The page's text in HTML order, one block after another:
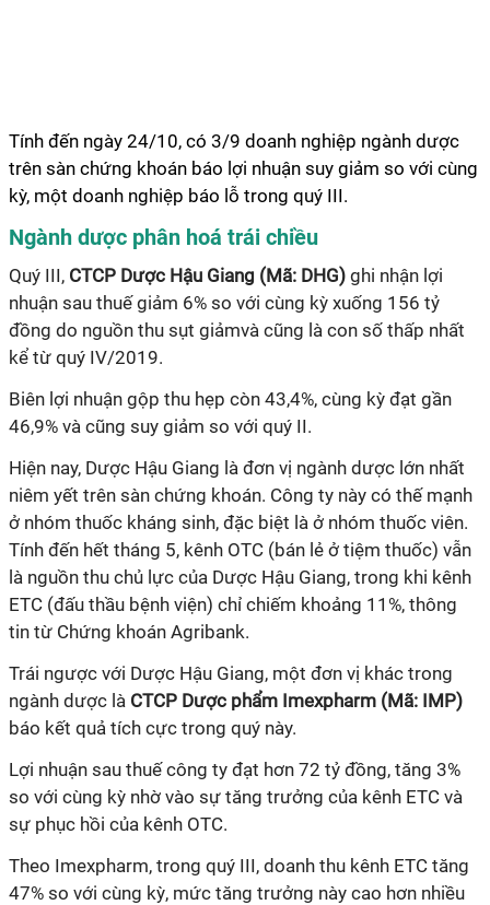
Tính đến ngày 24/10, có 3/9 doanh nghiệp ngành dược
trên sàn chứng khoán báo lợi nhuận suy giảm so với cùng
kỳ, một doanh nghiệp báo lỗ trong quý III.
Ngành dược phân hoá trái chiều
Quý III, CTCP Dược Hậu Giang (Mã: DHG) ghi nhận lợi
nhuận sau thuế giảm 6% so với cùng kỳ xuống 156 tỷ
đồng do nguồn thu sụt giảmvà cũng là con số thấp nhất
kể từ quý IV/2019.
Biên lợi nhuận gộp thu hẹp còn 43,4%, cùng kỳ đạt gần
46,9% và cũng suy giảm so với quý II.
Hiện nay, Dược Hậu Giang là đơn vị ngành dược lớn nhất
niêm yết trên sàn chứng khoán. Công ty này có thế mạnh
ở nhóm thuốc kháng sinh, đặc biệt là ở nhóm thuốc viên.
Tính đến hết tháng 5, kênh OTC (bán lẻ ở tiệm thuốc) vẫn
là nguồn thu chủ lực của Dược Hậu Giang, trong khi kênh
ETC (đấu thầu bệnh viện) chỉ chiếm khoảng 11 %, thông
tin từ Chứng khoán Agribank.
Trái ngược với Dược Hậu Giang, một đơn vị khác trong
ngành dược là CTCP Dược phẩm Imexpharm (Mã: IMP)
báo kết quả tích cực trong quý này.
Lợi nhuận sau thuế công ty đạt hơn 72 tỷ đồng, tăng 3%
so với cùng kỳ nhờ vào sự tăng trưởng của kênh ETC và
sự phục hồi của kênh OTC.
Theo Imexpharm, trong quý III, doanh thu kênh ETC tăng
47% so với cùng kỳ, mức tăng trưởng này cao hơn nhiều